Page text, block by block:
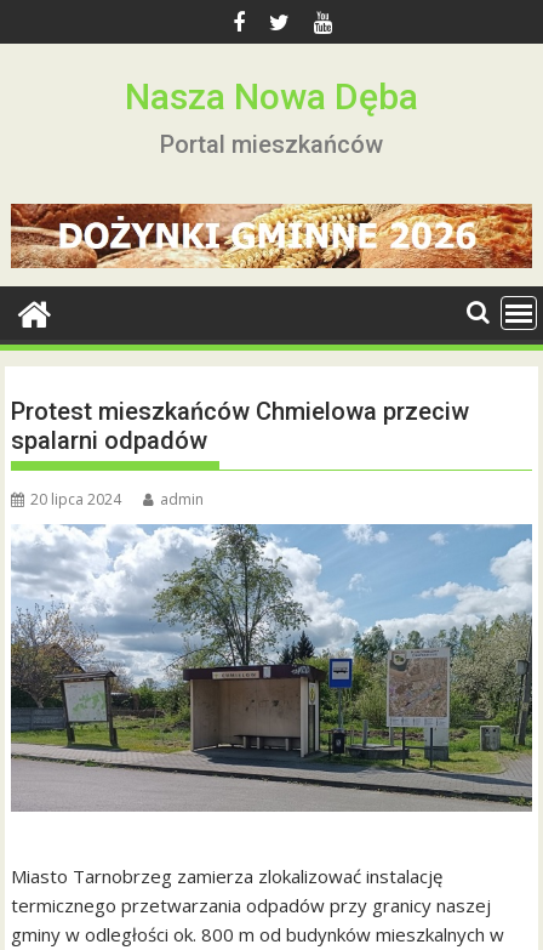
to
Nasza Nowa Dęba
Portal mieszkańców
Protest mieszkańców Chmielowa przeciw
spalarni odpadów
20 lipca 2024 admin
Miasto Tarnobrzeg zamierza zlokalizować instalację
termicznego przetwarzania odpadów przy granicy naszej
gminy w odległości ok. 800 m od budynków mieszkalnych w